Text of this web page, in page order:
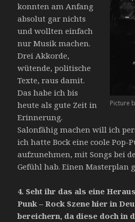
Picture
konnten am Anfang
absolut gar nichts
und wollten einfach
nur Musik machen.
Drei Akkorde,
wütende, politische
Texte, raus damit.
Das habe ich bis
heute als gute Zeit in
Erinnerung.
Salonfähig machen will ich
ich hatte Bock eine coole Pop-
aufzunehmen, mit Songs bei
Gefühl hab. Einen Masterplan
4. Seht ihr das als eine
Punk – Rock Szene hier in
bereichern, da diese doch in